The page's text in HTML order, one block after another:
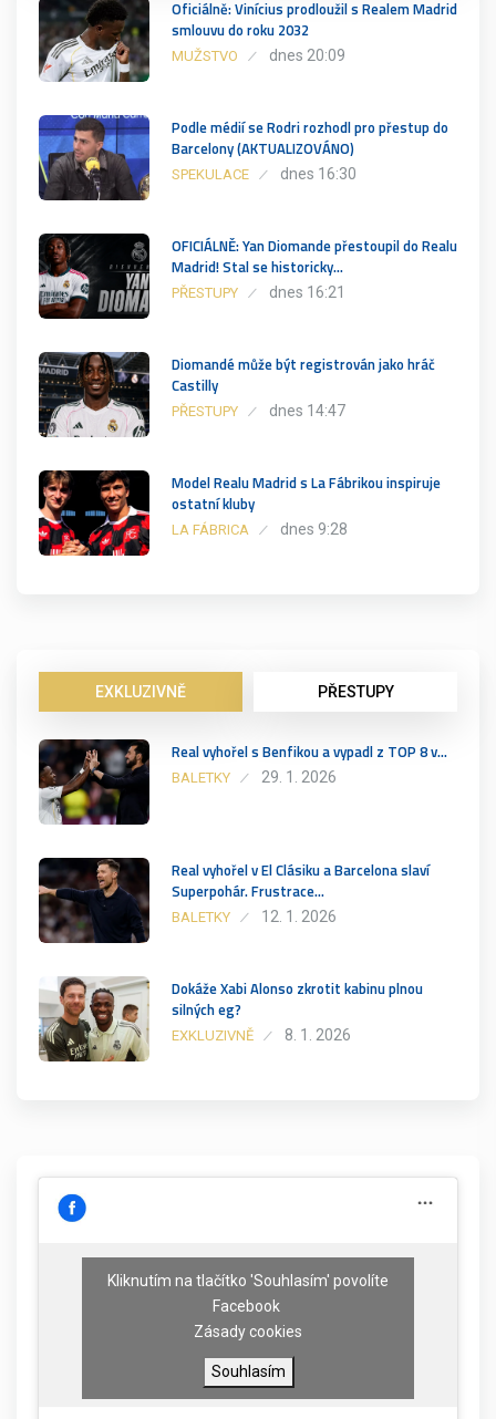
Oficiálně: Vinícius prodloužil s Realem Madrid
smlouvu do roku 2032
MUŽSTVO dnes 20:09
Podle médií se Rodri rozhodl pro přestup do
Barcelony (AKTUALIZOVÁNO)
SPEKULACE dnes 16:30
OFICIÁLNĚ: Yan Diomande přestoupil do Realu
Madrid! Stal se historicky…
PŘESTUPY dnes 16:21
Diomandé může být registrován jako hráč
Castilly
PŘESTUPY dnes 14:47
Model Realu Madrid s La Fábrikou inspiruje
ostatní kluby
LA FÁBRICA dnes 9:28
EXKLUZIVNĚ PŘESTUPY
Real vyhořel s Benfikou a vypadl z TOP 8 v…
BALETKY 29. 1. 2026
Real vyhořel v El Clásiku a Barcelona slaví
Superpohár. Frustrace…
BALETKY 12. 1. 2026
Dokáže Xabi Alonso zkrotit kabinu plnou
silných eg?
EXKLUZIVNĚ 8. 1. 2026
Kliknutím na tlačítko 'Souhlasím' povolíte
Facebook
Zásady cookies
Souhlasím